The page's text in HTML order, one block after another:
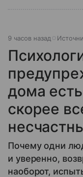
9 часов назад
дома
скорее
Почему одни
и уверенно,
наоборот,